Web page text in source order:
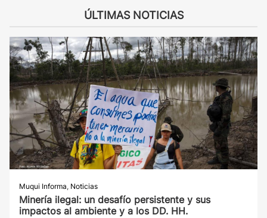
ÚLTIMAS NOTICIAS
Muqui Informa, Noticias
Minería ilegal: un desafío persistente y sus
impactos al ambiente y a los DD. HH.